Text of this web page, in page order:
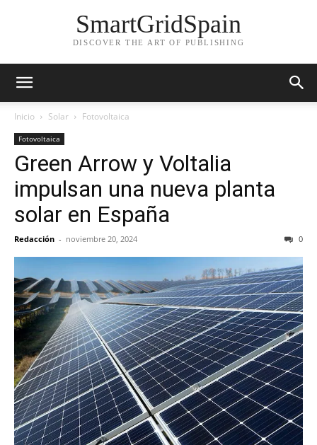
SmartGridSpain
DISCOVER THE ART OF PUBLISHING
Inicio Solar Fotovoltaica
Fotovoltaica
Green Arrow y Voltalia
impulsan una nueva planta
solar en España
Redacción - noviembre 20, 2024 0